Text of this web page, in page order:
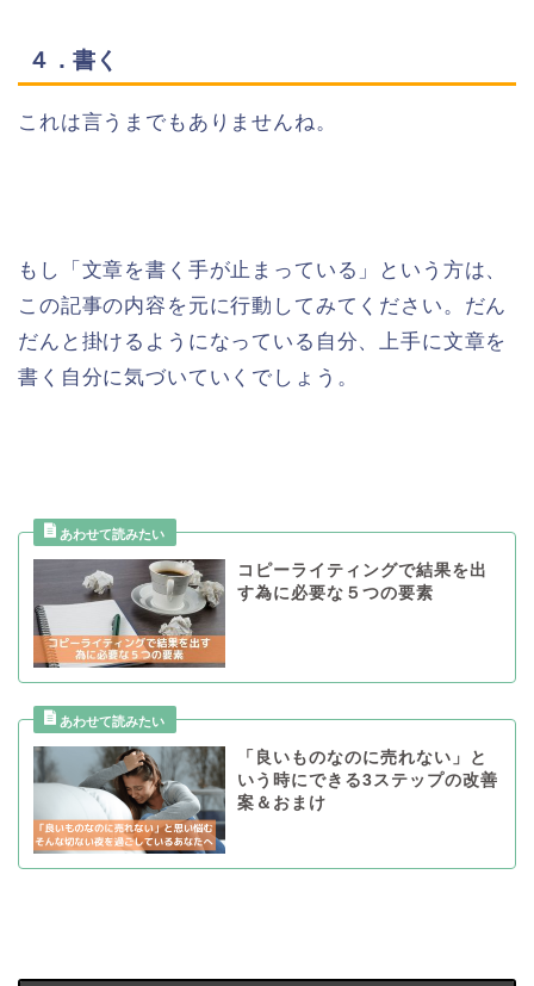
４．書く
これは言うまでもありませんね。
もし「文章を書く手が止まっている」という方は、
この記事の内容を元に行動してみてください。だん
だんと掛けるようになっている自分、上手に文章を
書く自分に気づいていくでしょう。
コピーライティングで結果を出
す為に必要な５つの要素
「良いものなのに売れない」と
いう時にできる3ステップの改善
案＆おまけ